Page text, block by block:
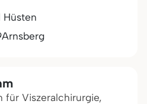
Hüsten
Arnsberg
für Viszeralchirurgie,